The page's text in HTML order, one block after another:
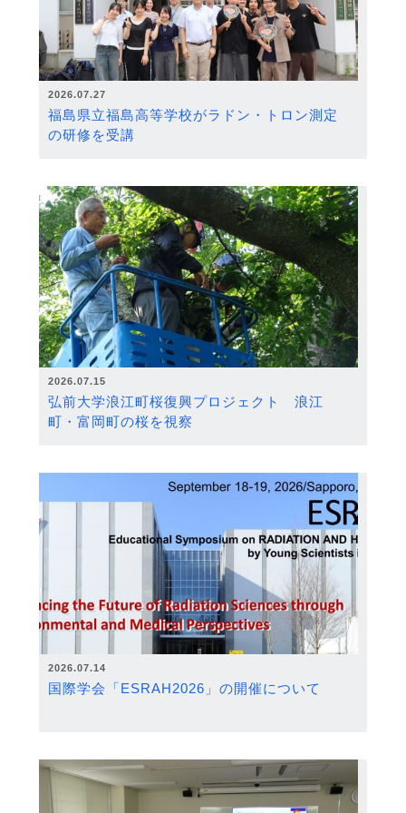
2026.07.27
福島県立福島高等学校がラドン・トロン測定
の研修を受講
2026.07.15
弘前大学浪江町桜復興プロジェクト 浪江
町・富岡町の桜を視察
2026.07.14
国際学会「ESRAH2026」の開催について